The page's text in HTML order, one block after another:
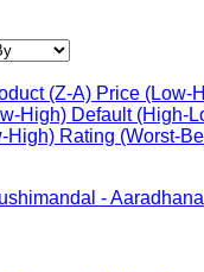
(Z-A) Price (Low-
High) Default (High-
High) Rating (Worst-